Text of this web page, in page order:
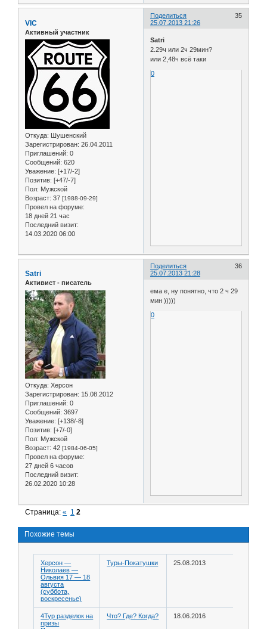
Поделиться
35
25.07.2013 21:26
VIC
Активный участник
Откуда: Шушенский
Зарегистрирован: 26.04.2011
Приглашений: 0
Сообщений: 620
Уважение: [+17/-2]
Позитив: [+47/-7]
Пол: Мужской
Возраст: 37 [1988-09-29]
Провел на форуме:
18 дней 21 час
Последний визит:
14.03.2020 06:00
Satri
2.29ч или 2ч 29мин?
или 2,48ч всё таки
0
Поделиться
36
25.07.2013 21:28
Satri
Активист - писатель
Откуда: Херсон
Зарегистрирован: 15.08.2012
Приглашений: 0
Сообщений: 3697
Уважение: [+138/-8]
Позитив: [+7/-0]
Пол: Мужской
Возраст: 42 [1984-06-05]
Провел на форуме:
27 дней 6 часов
Последний визит:
26.02.2020 10:28
ема е, ну понятно, что 2 ч 29
мин )))))
0
Страница:« 1 2
Похожие темы
Херсон —
Николаев —
Ольвия 17 — 18
августа
(суббота,
воскресенье)
Туры-Покатушки 25.08.2013
4Тур разделок на
призы
Что? Где? Когда? 18.06.2016